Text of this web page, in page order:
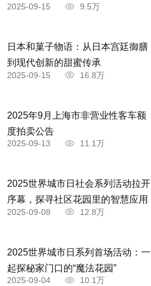
2025-09-15 9.5万
日本和菓子物语：从日本宫廷御膳
到现代创新的甜蜜传承
2025-09-15 16.8万
2025年9月上海市非营业性客车额
度拍卖公告
2025-09-13 11.1万
2025世界城市日社会系列活动拉开
序幕，探寻社区花园里的智慧应用
2025-09-08 12.8万
2025世界城市日系列首场活动：一
起探秘家门口的“魔法花园”
2025-09-04 10.1万